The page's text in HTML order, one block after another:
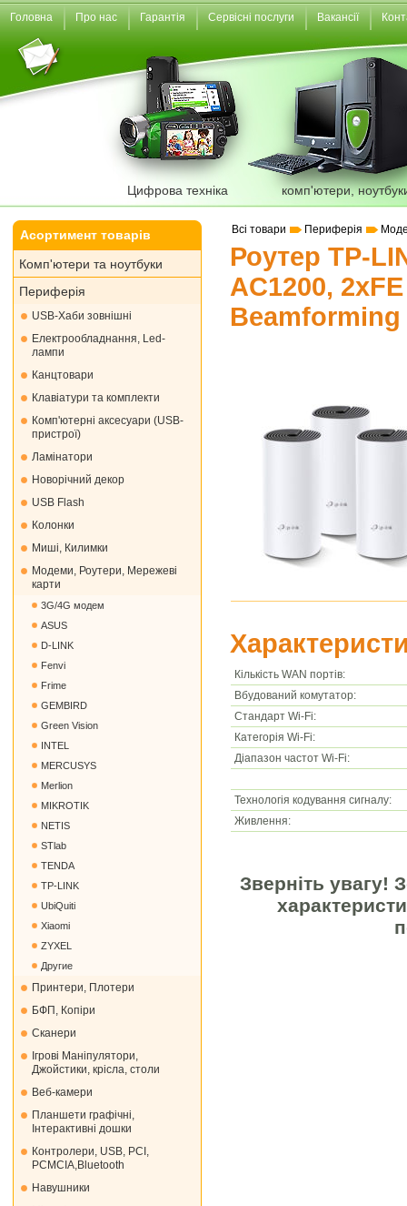
Головна Про нас Гарантія Сервісні послуги Вакансії
Цифрова техніка комп'ютери,
Асортимент товарів
Комп'ютери та ноутбуки
Периферія
USB-Хаби зовнішні
Електрообладнання, Led-
лампи
Канцтовари
Клавіатури та комплекти
Комп'ютерні аксесуари (USB-
пристрої)
Ламінатори
Новорічний декор
USB Flash
Колонки
Миші, Килимки
Модеми, Роутери, Мережеві
карти
3G/4G модем
ASUS
D-LINK
Fenvi
Frime
GEMBIRD
Green Vision
INTEL
MERCUSYS
Merlion
MIKROTIK
NETIS
STlab
TENDA
TP-LINK
UbiQuiti
Xiaomi
ZYXEL
Другие
Принтери, Плотери
БФП, Копіри
Сканери
Ігрові Маніпулятори,
Джойстики, крісла, столи
Веб-камери
Планшети графічні,
Інтерактивні дошки
Контролери, USB, PCI,
PCMCIA,Bluetooth
Навушники
Всі товари Периферія
Роутер TP-
AC1200,
Beamforming
Кількість WAN портів:
Вбудований комутатор:
Стандарт Wi-Fi:
Категорія Wi-Fi:
Діапазон частот Wi-Fi:
Технологія кодування сигналу:
Живлення:
Зверніть увагу!